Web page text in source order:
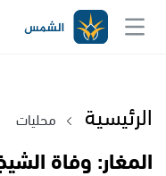
الرئيسية محليات
المغار: وفاة